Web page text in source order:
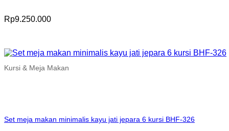
Rp9.250.000
Kursi & Meja Makan
Set meja makan minimalis kayu jati jepara 6 kursi BHF-326